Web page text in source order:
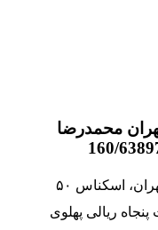
و مهران محمدرضا
قیمت اسکناس 50 ریال انصاری و مهران، اسکناس ۵۰
شاه سری 13، قیمت پنجاه ریالی پهلوی